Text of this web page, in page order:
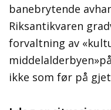
banebrytende
Riksantikvaren
forvaltning av
ikke som før på